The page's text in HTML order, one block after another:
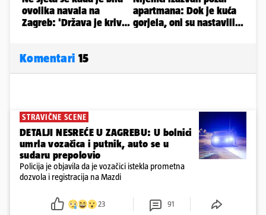
Komentari 15
STRAVIČNE SCENE
DETALJI NESREĆE U ZAGREBU: U bolnici
umrla vozačica i putnik, auto se u
sudaru prepolovio
Policija je objavila da je vozačici istekla prometna
dozvola i registracija na Mazdi
23 91